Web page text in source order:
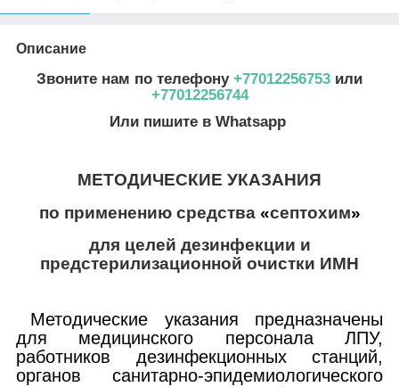
Описание
Звоните нам по телефону +77012256753 или
+77012256744
Или пишите в Whatsapp
МЕТОДИЧЕСКИЕ УКАЗАНИЯ
по применению средства «септохим»
для целей дезинфекции и
предстерилизационной очистки ИМН
Методические указания предназначены
для медицинского персонала ЛПУ,
работников дезинфекционных станций,
органов санитарно-эпидемиологического